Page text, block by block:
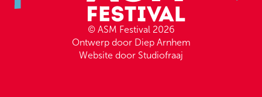
© ASM Festival 2026
Ontwerp door Diep Arnhem
Website door Studiofraaj